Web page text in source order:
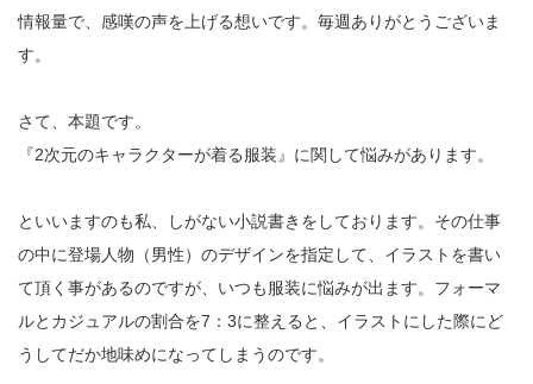
情報量で、感嘆の声を上げる想いです。毎週ありがとうございま
す。
さて、本題です。
『2次元のキャラクターが着る服装』に関して悩みがあります。
といいますのも私、しがない小説書きをしております。その仕事
の中に登場人物（男性）のデザインを指定して、イラストを書い
て頂く事があるのですが、いつも服装に悩みが出ます。フォーマ
ルとカジュアルの割合を7：3に整えると、イラストにした際にど
うしてだか地味めになってしまうのです。